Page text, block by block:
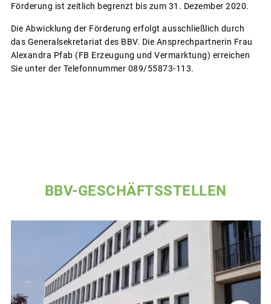
Förderung ist zeitlich begrenzt bis zum 31. Dezember 2020.
Die Abwicklung der Förderung erfolgt ausschließlich durch
das Generalsekretariat des BBV. Die Ansprechpartnerin Frau
Alexandra Pfab (FB Erzeugung und Vermarktung) erreichen
Sie unter der Telefonnummer 089/55873-113.
BBV-GESCHÄFTSSTELLEN